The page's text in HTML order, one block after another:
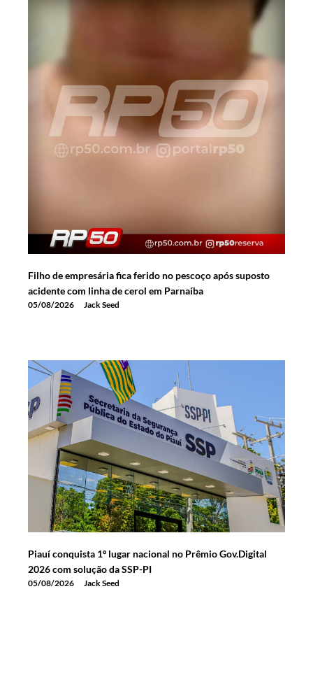
Filho de empresária fica ferido no pescoço após suposto
acidente com linha de cerol em Parnaíba
05/08/2026 Jack Seed
Piauí conquista 1º lugar nacional no Prêmio Gov.Digital
2026 com solução da SSP-PI
05/08/2026 Jack Seed